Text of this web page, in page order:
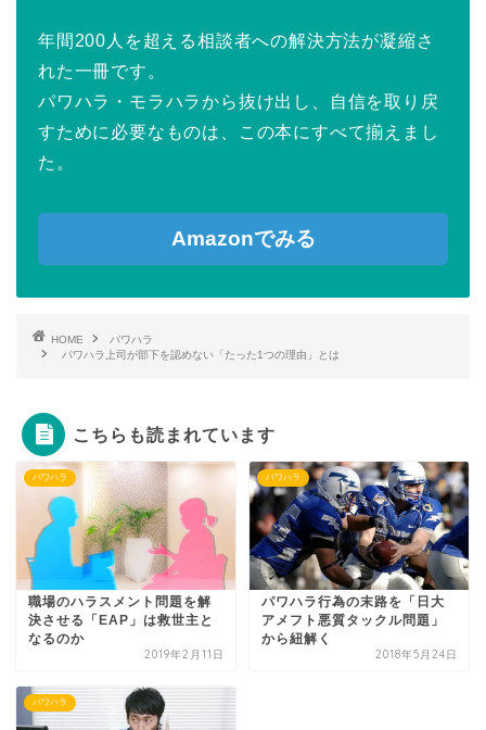
年間200人を超える相談者への解決方法が凝縮さ
れた一冊です。
パワハラ・モラハラから抜け出し、自信を取り戻
すために必要なものは、この本にすべて揃えまし
た。
Amazonでみる
HOME
パワハラ
パワハラ上司が部下を認めない「たった1つの理由」とは
こちらも読まれています
パワハラ
職場のハラスメント問題を解
決させる「EAP」は救世主と
なるのか
2019年2月11日
パワハラ
パワハラ行為の末路を「日大
アメフト悪質タックル問題」
から紐解く
2018年5月24日
パワハラ